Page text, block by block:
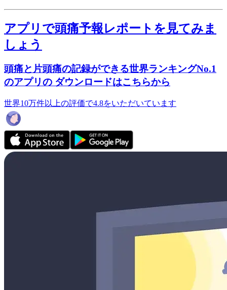
アプリで頭痛予報レポートを見てみま
しょう
頭痛と片頭痛の記録ができる世界ランキングNo.1
のアプリの ダウンロードはこちらから
世界10万件以上の評価で4.8をいただいています